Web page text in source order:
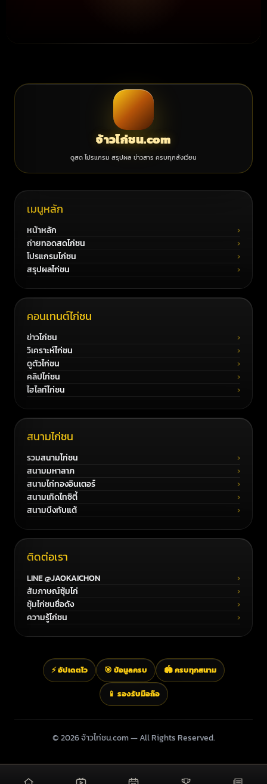
จ้าวไก่ชน.com
ดูสด โปรแกรม สรุปผล ข่าวสาร ครบทุกสังเวียน
เมนูหลัก
หน้าหลัก
ถ่ายทอดสดไก่ชน
โปรแกรมไก่ชน
สรุปผลไก่ชน
คอนเทนต์ไก่ชน
ข่าวไก่ชน
วิเคราะห์ไก่ชน
ดูตัวไก่ชน
คลิปไก่ชน
ไฮไลท์ไก่ชน
สนามไก่ชน
รวมสนามไก่ชน
สนามมหาลาภ
สนามไก่ทองอินเตอร์
สนามเทิดไทซิตี้
สนามบึงทับแต้
ติดต่อเรา
LINE @JAOKAICHON
สัมภาษณ์ซุ้มไก่
ซุ้มไก่ชนชื่อดัง
ความรู้ไก่ชน
⚡ อัปเดตไว 🎯 ข้อมูลครบ 🏟️ ครบทุกสนาม
📱 รองรับมือถือ
© 2026 จ้าวไก่ชน.com — All Rights Reserved.